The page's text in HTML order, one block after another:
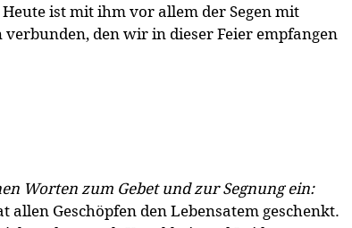
ist mit ihm vor allem der Segen mit
den wir in dieser Feier empfangen
Worten zum Gebet und zur Segnung ein:
allen Geschöpfen den Lebensatem geschenkt.